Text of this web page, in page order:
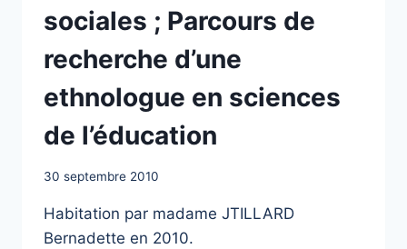
sociales ; Parcours de
recherche d’une
ethnologue en sciences
de l’éducation
30 septembre 2010
Habitation par madame JTILLARD
Bernadette en 2010.